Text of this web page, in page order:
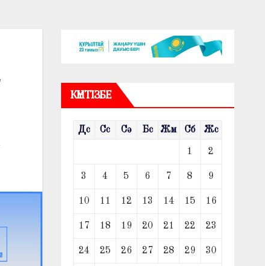
КҮНТІЗБЕ
Дс Сс Сә Бс Жм Сб Жс
1 2
3 4 5 6 7 8 9
10 11 12 13 14 15 16
17 18 19 20 21 22 23
24 25 26 27 28 29 30